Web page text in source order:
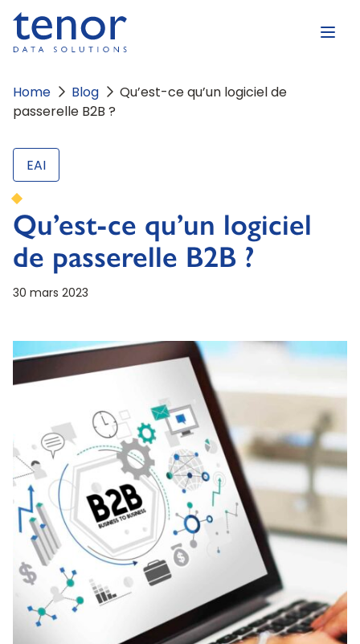
Home Blog
Qu’est-ce qu’un logiciel de
passerelle B2B ?
EAI
Qu’est-ce qu’un logiciel
de passerelle B2B ?
30 mars 2023